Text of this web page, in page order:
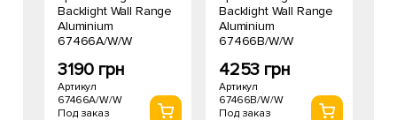
Backlight Wall Range
Aluminium
67466A/W/W
3190 грн
Артикул
67466A/W/W
Под заказ
Backlight Wall Range
Aluminium
67466B/W/W
4253 грн
Артикул
67466B/W/W
Под заказ